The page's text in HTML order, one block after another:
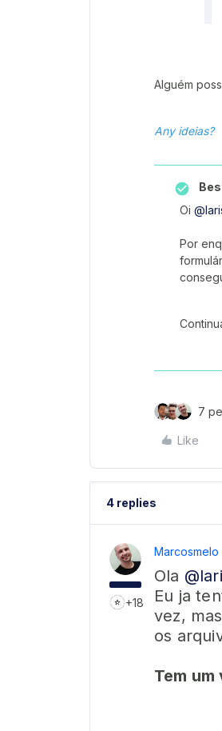
Alguém
Any ideias?
Oi
Por
7
Like
4 replies
+18
Marcosmelo
Ola
Eu ja
vez,
os
Tem